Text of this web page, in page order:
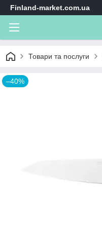
Finland-market.com.ua
Товари та послуги
–40%